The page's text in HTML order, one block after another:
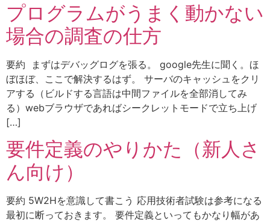
プログラムがうまく動かない
場合の調査の仕方
要約 まずはデバッグログを張る。 google先生に聞く。ほ
ぼほぼ、ここで解決するはず。 サーバのキャッシュをクリ
アする（ビルドする言語は中間ファイルを全部消してみ
る）webブラウザであればシークレットモードで立ち上げ
[…]
要件定義のやりかた（新人さ
ん向け）
要約 5W2Hを意識して書こう 応用技術者試験は参考になる
最初に断っておきます。 要件定義といってもかなり幅があ